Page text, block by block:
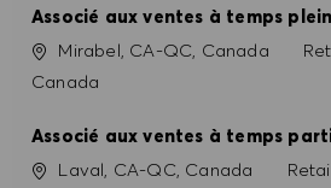
Associé aux ventes à temps plein
SiteMirabel, CA-QC, Canada
Canada
Associé aux ventes à temps
SiteLaval, CA-QC, Canada